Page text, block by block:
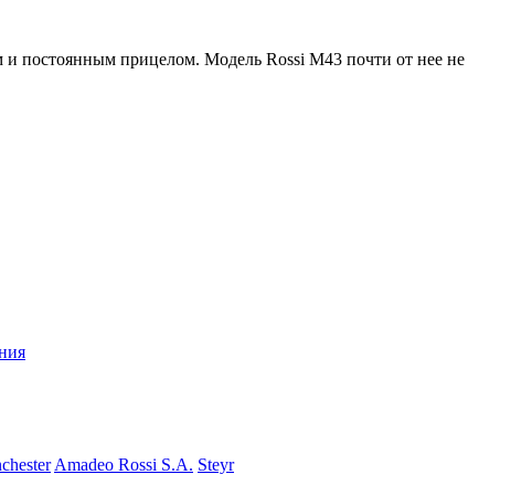
и постоянным прицелом. Модель Rossi M43 почти от нее не
Amadeo Rossi S.A. Steyr